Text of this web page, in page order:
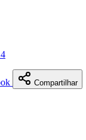
Compartilhar